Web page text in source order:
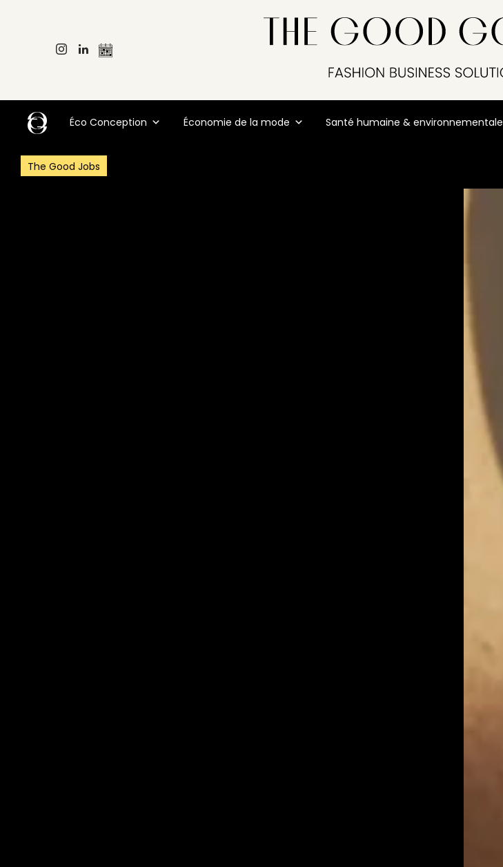
Éco Conception Économie de la mode Santé humaine & environnementale
The Good Jobs